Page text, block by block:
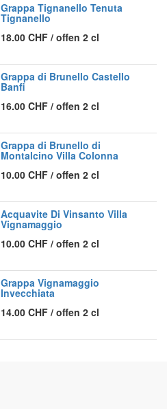
Grappa Tignanello Tenuta
Tignanello
18.00 CHF / offen 2 cl
Grappa di Brunello Castello
Banfi
16.00 CHF / offen 2 cl
Grappa di Brunello di
Montalcino Villa Colonna
10.00 CHF / offen 2 cl
Acquavite Di Vinsanto Villa
Vignamaggio
10.00 CHF / offen 2 cl
Grappa Vignamaggio
Invecchiata
14.00 CHF / offen 2 cl